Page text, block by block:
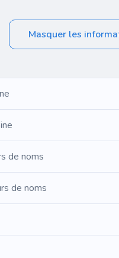
Masquer les
de noms
de noms